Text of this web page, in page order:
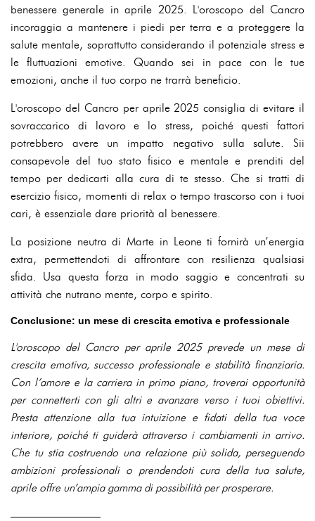
benessere generale in aprile 2025. L'oroscopo del Cancro
incoraggia a mantenere i piedi per terra e a proteggere la
salute mentale, soprattutto considerando il potenziale stress e
le fluttuazioni emotive. Quando sei in pace con le tue
emozioni, anche il tuo corpo ne trarrà beneficio.
L'oroscopo del Cancro per aprile 2025 consiglia di evitare il
sovraccarico di lavoro e lo stress, poiché questi fattori
potrebbero avere un impatto negativo sulla salute. Sii
consapevole del tuo stato fisico e mentale e prenditi del
tempo per dedicarti alla cura di te stesso. Che si tratti di
esercizio fisico, momenti di relax o tempo trascorso con i tuoi
cari, è essenziale dare priorità al benessere.
La posizione neutra di Marte in Leone ti fornirà un’energia
extra, permettendoti di affrontare con resilienza qualsiasi
sfida. Usa questa forza in modo saggio e concentrati su
attività che nutrano mente, corpo e spirito.
Conclusione: un mese di crescita emotiva e professionale
L'oroscopo del Cancro per aprile 2025 prevede un mese di
crescita emotiva, successo professionale e stabilità finanziaria.
Con l’amore e la carriera in primo piano, troverai opportunità
per connetterti con gli altri e avanzare verso i tuoi obiettivi.
Presta attenzione alla tua intuizione e fidati della tua voce
interiore, poiché ti guiderà attraverso i cambiamenti in arrivo.
Che tu stia costruendo una relazione più solida, perseguendo
ambizioni professionali o prendendoti cura della tua salute,
aprile offre un’ampia gamma di possibilità per prosperare.
————————